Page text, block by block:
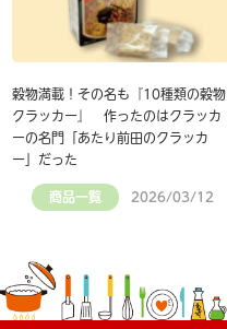
穀物満載！その名も『10種類の穀物
クラッカー』 作ったのはクラッカ
ーの名門「あたり前田のクラッカ
ー」だった
商品一覧 2026/03/12